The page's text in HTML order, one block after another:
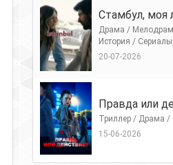
Стамбул, моя
Драма /
История /
20-07-2026
Правда или
Триллер / Драма /
15-06-2026